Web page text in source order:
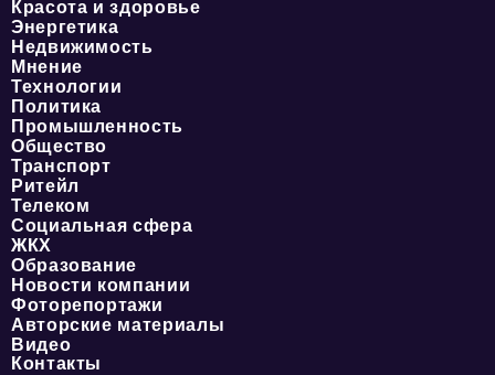
Красота и здоровье
Энергетика
Недвижимость
Мнение
Технологии
Политика
Промышленность
Общество
Транспорт
Ритейл
Телеком
Социальная сфера
ЖКХ
Образование
Новости компании
Фоторепортажи
Авторские материалы
Видео
Контакты